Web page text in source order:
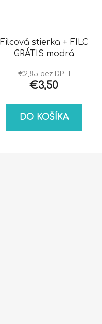
Filcová stierka + FILC
GRÁTIS modrá
€2,85 bez DPH
€3,50
DO KOŠÍKA